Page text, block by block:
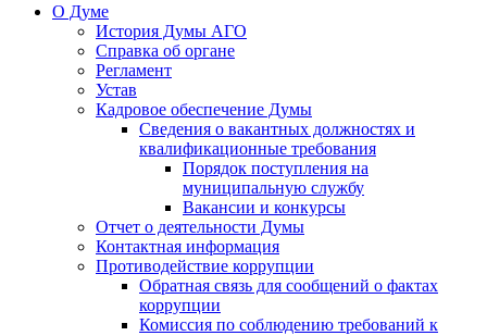
О Думе
История Думы АГО
Справка об органе
Регламент
Устав
Кадровое обеспечение Думы
Сведения о вакантных должностях и
квалификационные требования
Порядок поступления на
муниципальную службу
Вакансии и конкурсы
Отчет о деятельности Думы
Контактная информация
Противодействие коррупции
Обратная связь для сообщений о фактах
коррупции
Комиссия по соблюдению требований к